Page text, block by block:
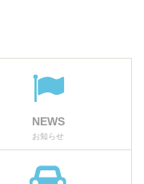
NEWS
お知らせ